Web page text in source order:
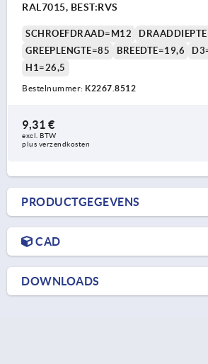
RAL7015, BEST:RVS
SCHROEFDRAAD=M12
GREEPLENGTE=85
BREEDTE=19,6
H1=26,5
Bestelnummer: K2267.8512
9,31 €
excl. BTW
plus verzendkosten
PRODUCTGEGEVENS
CAD
DOWNLOADS